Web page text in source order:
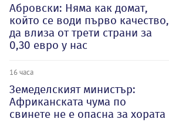
Абровски: Няма как домат,
който се води първо качество,
да влиза от трети страни за
0,30 евро у нас
16 часа
Земеделският министър:
Африканската чума по
свинете не е опасна за хората